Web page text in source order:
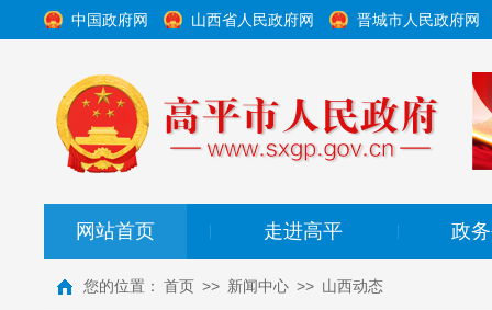
中国政府网 山西省人民政府网 晋城市人民政府网
网站首页 走进高平 政
您的位置： 首页 >> 新闻中心 >> 山西动态